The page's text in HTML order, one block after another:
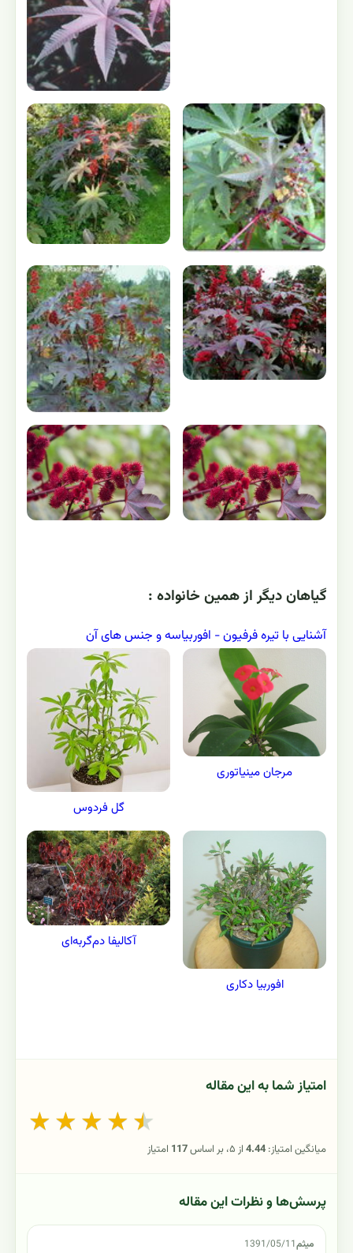
گياهان ديگر از همين خانواده :
آشنایی با تیره فرفیون - افوربیاسه و جنس های آن
مرجان مینیاتوری
گل فردوس
افوربیا دکاری
آکالیفا دم‌گربه‌ای
امتیاز شما به این مقاله
★ ★ ★ ★ ★
میانگین امتیاز: 4.44از ۵، بر اساس 117 امتیاز
پرسش‌ها و نظرات این مقاله
میثم1391/05/11